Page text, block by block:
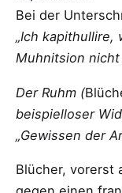
Bei der
„Ich kapithullire,
Muhnitsion nicht
Der Ruhm (
beispielloser
„Gewissen der
Blücher, vorerst